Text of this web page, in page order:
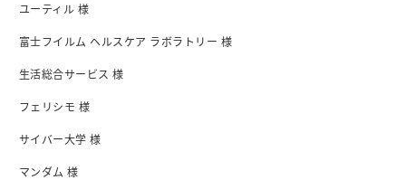
ユーティル 様
富士フイルム ヘルスケア ラボラトリー 様
生活総合サービス 様
フェリシモ 様
サイバー大学 様
マンダム 様